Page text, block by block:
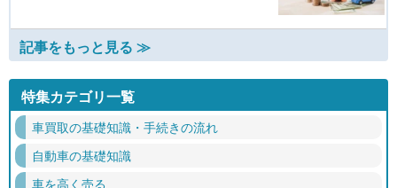
記事をもっと見る ≫
特集カテゴリ一覧
車買取の基礎知識・手続きの流れ
自動車の基礎知識
車を高く売る